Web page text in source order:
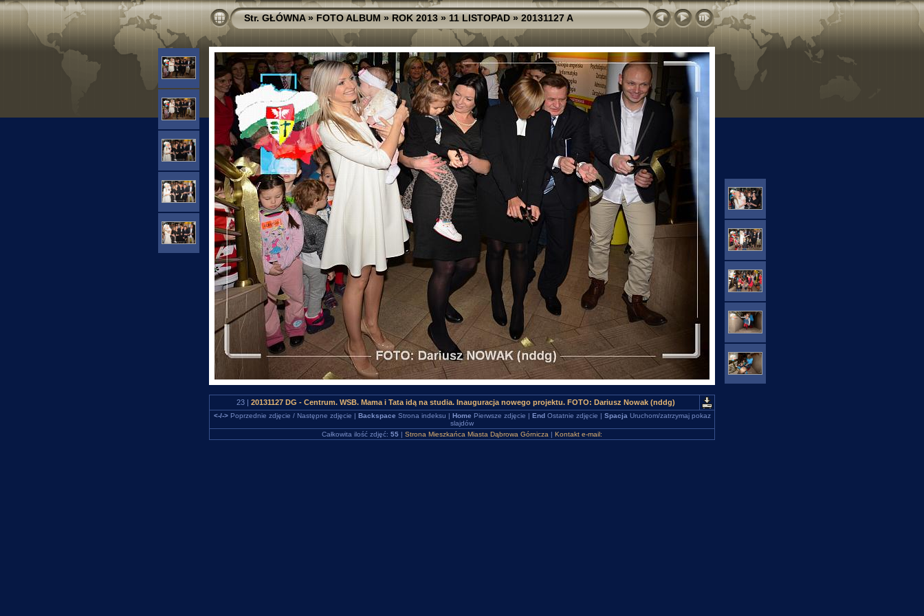
Str. GŁÓWNA»FOTO ALBUM»ROK 2013»11 LISTOPAD»20131127 A
23 | 20131127 DG - Centrum. WSB. Mama i Tata idą na studia. Inauguracja nowego projektu. FOTO: Dariusz Nowak (nddg)
<-/->Poprzednie zdjęcie / Następne zdjęcie | Backspace Strona indeksu | Home Pierwsze zdjęcie | EndOstatnie zdjęcie | Spacja Uruchom/zatrzymaj pokaz
slajdów
Całkowita ilość zdjęć: 55 | Strona Mieszkańca Miasta Dąbrowa Górnicza | Kontakt e-mail: